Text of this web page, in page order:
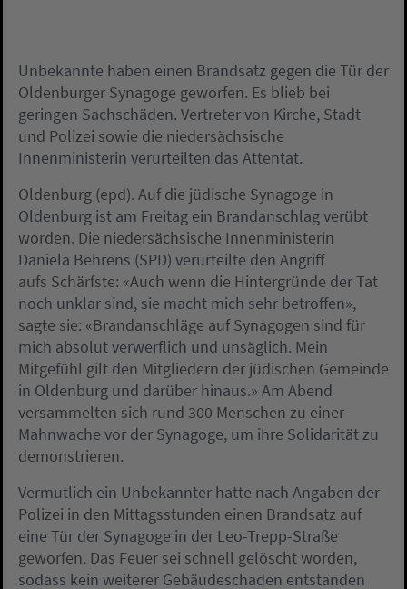
Unbekannte haben einen Brandsatz gegen die Tür der
Oldenburger Synagoge geworfen. Es blieb bei
geringen Sachschäden. Vertreter von Kirche, Stadt
und Polizei sowie die niedersächsische
Innenministerin verurteilten das Attentat.
Oldenburg (epd). Auf die jüdische Synagoge in
Oldenburg ist am Freitag ein Brandanschlag verübt
worden. Die niedersächsische Innenministerin
Daniela Behrens (SPD) verurteilte den Angriff
aufs Schärfste: «Auch wenn die Hintergründe der Tat
noch unklar sind, sie macht mich sehr betroffen»,
sagte sie: «Brandanschläge auf Synagogen sind für
mich absolut verwerflich und unsäglich. Mein
Mitgefühl gilt den Mitgliedern der jüdischen Gemeinde
in Oldenburg und darüber hinaus.» Am Abend
versammelten sich rund 300 Menschen zu einer
Mahnwache vor der Synagoge, um ihre Solidarität zu
demonstrieren.
Vermutlich ein Unbekannter hatte nach Angaben der
Polizei in den Mittagsstunden einen Brandsatz auf
eine Tür der Synagoge in der Leo-Trepp-Straße
geworfen. Das Feuer sei schnell gelöscht worden,
sodass kein weiterer Gebäudeschaden entstanden